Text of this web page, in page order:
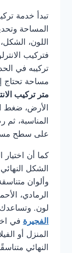
تبدأ خدمة
المساحة
اللون،
فتركيب
تركيبه في
مساحة تحتاج
متر تركيب
الأرض، ضغط
المناسبة،
على سطح
كما أن
الشكل
وألوان
الرمادي،
لون. وتساعدك
الفجيرة في
المنزل أو
النهائي